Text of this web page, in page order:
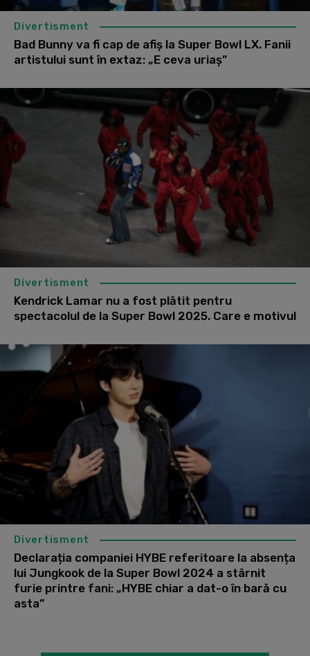
Divertisment
Bad Bunny va fi cap de afiș la Super Bowl LX. Fanii
artistului sunt în extaz: „E ceva uriaș”
Divertisment
Kendrick Lamar nu a fost plătit pentru
spectacolul de la Super Bowl 2025. Care e motivul
Divertisment
Declarația companiei HYBE referitoare la absența
lui Jungkook de la Super Bowl 2024 a stârnit
furie printre fani: „HYBE chiar a dat-o în bară cu
asta”